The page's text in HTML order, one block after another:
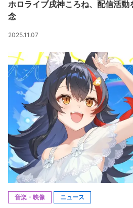
ホロライブ戌神ころね、配信活
念
2025.11.07
音楽・映像 ニュース